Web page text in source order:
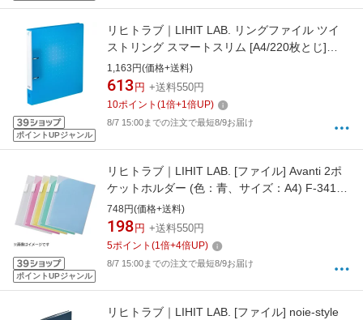
ポイントUPジャンル
リヒトラブ｜LIHIT LAB. リングファイル ツイ
ストリング スマートスリム [A4/220枚とじ]
CUBE FIZZ ブルー F7006-8
1,163円(価格+送料)
613 円 +送料550円
10ポイント (1倍+1倍UP)
8/7 15:00までの注文で最短8/9お届け
ポイントUPジャンル
リヒトラブ｜LIHIT LAB. [ファイル] Avanti 2ポ
ケットホルダー (色：青、サイズ：A4) F-3410-
8
748円(価格+送料)
198 円 +送料550円
5ポイント (1倍+4倍UP)
8/7 15:00までの注文で最短8/9お届け
リヒトラブ｜LIHIT LAB. [ファイル] noie-style